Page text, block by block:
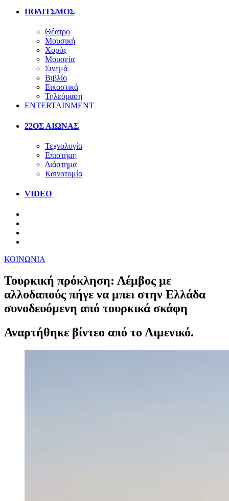
ΠΟΛΙΤΣΜΟΣ
Θέατρο
Μουσική
Χορός
Μουσεία
Σινεμά
Βιβλίο
Εικαστικά
Τηλεόραση
ENTERTAINMENT
22ΟΣ ΑΙΩΝΑΣ
Τεχνολογία
Επιστήμη
Διάστημα
Καινοτομία
VIDEO
ΚΟΙΝΩΝΙΑ
Τουρκική πρόκληση: Λέμβος με
αλλοδαπούς πήγε να μπει στην Ελλάδα
συνοδευόμενη από τουρκικά σκάφη
Αναρτήθηκε βίντεο από το Λιμενικό.